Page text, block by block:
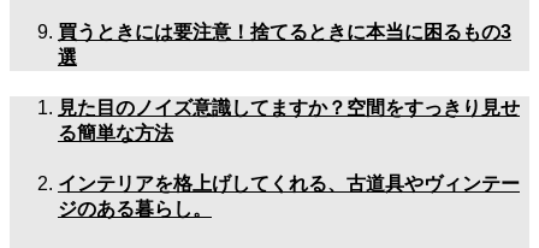
買うときには要注意！捨てるときに本当に困るもの3
選
見た目のノイズ意識してますか？空間をすっきり見せ
る簡単な方法
インテリアを格上げしてくれる、古道具やヴィンテー
ジのある暮らし。